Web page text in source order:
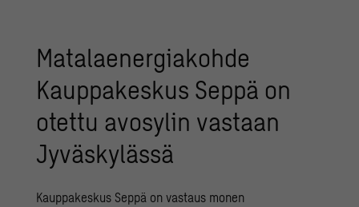
Matalaenergiakohde
Kauppakeskus Seppä on
otettu avosylin vastaan
Jyväskylässä
Kauppakeskus Seppä on vastaus monen